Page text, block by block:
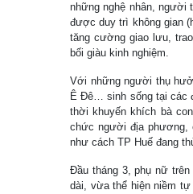
những nghệ nhân, người
được duy trì không gian
tăng cường giao lưu,
bối giàu kinh nghiệm.
Với những người thụ
Ê Đê… sinh sống tại các
thời khuyến khích bà
chức người địa phương,
như cách TP Huế đang
Đầu tháng 3, phụ nữ
dài, vừa thể hiện niềm